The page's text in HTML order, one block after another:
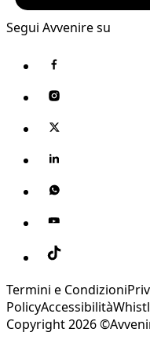
Segui Avvenire su
Termini e Condizioni
PolicyAccessibilità
Copyright 2026